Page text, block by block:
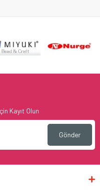
Kayıt Olun
Gönder